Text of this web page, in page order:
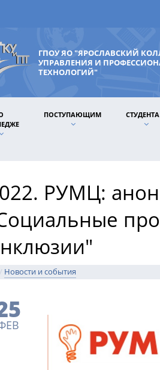
ГПОУ ЯО "ЯРОСЛАВСКИЙ
УПРАВЛЕНИЯ И
ТЕХНОЛОГИЙ"
ПОСТУПАЮЩИМ
РУМЦ:
/ Новости и события